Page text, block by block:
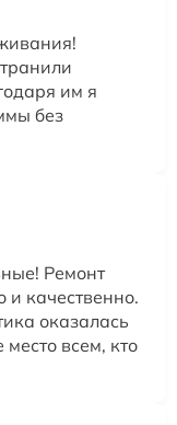
им я
без
Ремонт
и качественно.
оказалась
всем, кто